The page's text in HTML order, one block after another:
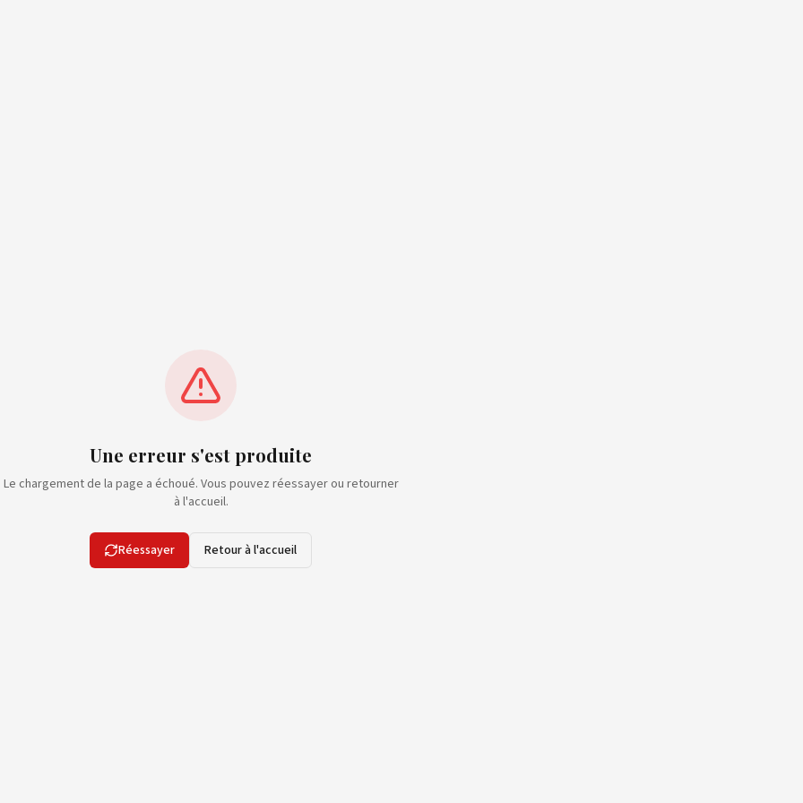
Une erreur s'est produite
Le chargement de la page a échoué. Vous pouvez réessayer ou retourner
à l'accueil.
Réessayer Retour à l'accueil